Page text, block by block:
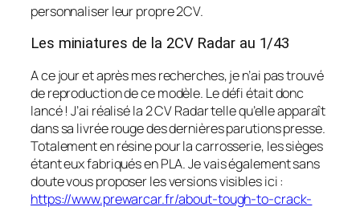
personnaliser leur propre 2CV.
Les miniatures de la 2CV Radar au 1/43
A ce jour et après mes recherches, je n’ai pas trouvé
de reproduction de ce modèle. Le défi était donc
lancé ! J’ai réalisé la 2 CV Radar telle qu’elle apparaît
dans sa livrée rouge des dernières parutions presse.
Totalement en résine pour la carrosserie, les sièges
étant eux fabriqués en PLA. Je vais également sans
doute vous proposer les versions visibles ici :
https://www.prewarcar.fr/about-tough-to-crack-